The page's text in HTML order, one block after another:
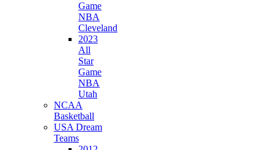
Game
NBA
Cleveland
2023
All
Star
Game
NBA
Utah
NCAA
Basketball
USA Dream
Teams